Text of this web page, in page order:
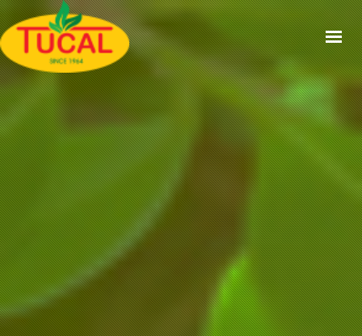
ACCUEIL
À PROPOS
GAMMES
CERTIFICATIONS
RECETTES
ACTUALITÉS
CONTACT
EN